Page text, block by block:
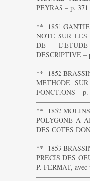
PEYRAS – p. 371
** 1851
NOTE SUR LES
DE
DESCRIPTIVE –
** 1852
METHODE
FONCTIONS – p.
** 1852
POLYGONE A
DES COTES
** 1853
PRECIS DES
P. FERMAT, avec